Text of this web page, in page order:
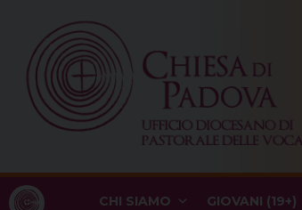
content
CHI SIAMO GIOVANI (19+)